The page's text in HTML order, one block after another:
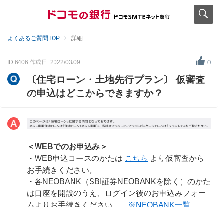
よくあるご質問TOP 詳細
ID:6406 作成日: 2022/03/09 0
〔住宅ローン・土地先行プラン〕 仮審査
の申込はどこからできますか？
＜WEBでのお申込み＞
・WEB申込コースのかたは こちら より仮審査から
お手続きください。
・各NEOBANK（SBI証券NEOBANKを除く）のかた
は口座を開設のうえ、ログイン後のお申込みフォー
ムよりお手続きください。
※NEOBANK一覧